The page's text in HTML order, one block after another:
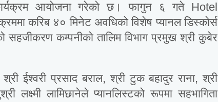
आयोजना गरेको छ। फागुन ६ गते Hotel
करिब ४० मिनेट अवधिको विशेष प्यानल डिस्कोर्स
सहजीकरण कम्पनीको तालिम विभाग प्रमुख श्री कुबेर
ईश्वरी प्रसाद बराल, श्री टुक बहादुर राना, श्री
लक्ष्मी लामिछानेले प्यानलिस्टको रूपमा सहभागिता